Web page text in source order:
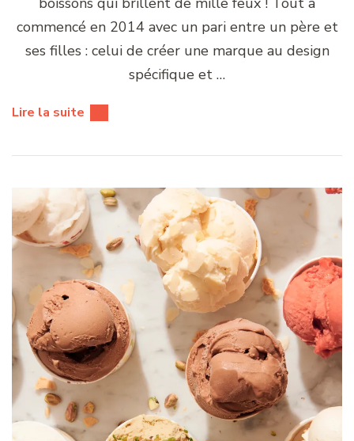
commencé en 2014 avec un pari entre un père et
ses filles : celui de créer une marque au design
spécifique et …
Lire la suite